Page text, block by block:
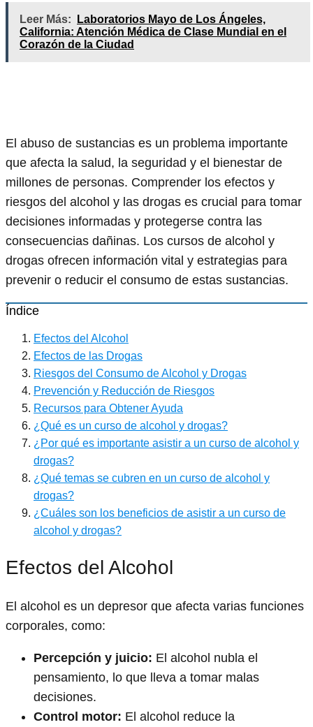
El abuso de sustancias es un problema importante
que afecta la salud, la seguridad y el bienestar de
millones de personas. Comprender los efectos y
riesgos del alcohol y las drogas es crucial para tomar
decisiones informadas y protegerse contra las
consecuencias dañinas. Los cursos de alcohol y
drogas ofrecen información vital y estrategias para
prevenir o reducir el consumo de estas sustancias.
Índice
Efectos del Alcohol
Efectos de las Drogas
Riesgos del Consumo de Alcohol y Drogas
Prevención y Reducción de Riesgos
Recursos para Obtener Ayuda
¿Qué es un curso de alcohol y drogas?
¿Por qué es importante asistir a un curso de alcohol y
drogas?
¿Qué temas se cubren en un curso de alcohol y
drogas?
¿Cuáles son los beneficios de asistir a un curso de
alcohol y drogas?
Efectos del Alcohol
El alcohol es un depresor que afecta varias funciones
corporales, como:
Percepción y juicio: El alcohol nubla el
pensamiento, lo que lleva a tomar malas
decisiones.
Control motor: El alcohol reduce la
Leer Más:
Laboratorios Mayo de Los Ángeles,
California: Atención Médica de Clase Mundial en el
Corazón de la Ciudad